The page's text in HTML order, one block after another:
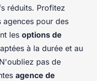
réduits. Profitez
pour des
les options de
à la durée et au
pas de
agence de